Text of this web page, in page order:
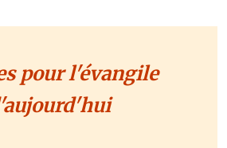
pour l'évangile